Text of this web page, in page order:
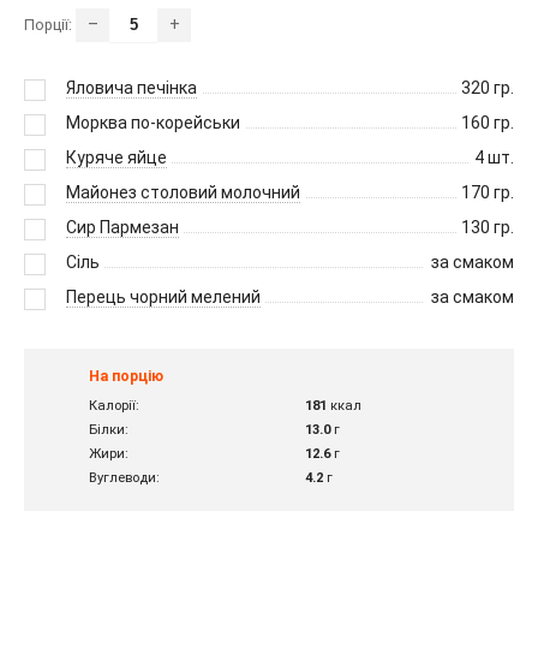
Порції: – +
Яловича печінка 320 гр.
Морква по-корейськи
160 гр.
Куряче яйце
4шт.
Майонез столовий молочний
170 гр.
Сир Пармезан
130 гр.
Сіль
за смаком
Перець чорний мелений
за смаком
На порцію
Калорії: 181 ккал
Білки:
13.0г
Жири:
12.6г
Вуглеводи:
4.2 г